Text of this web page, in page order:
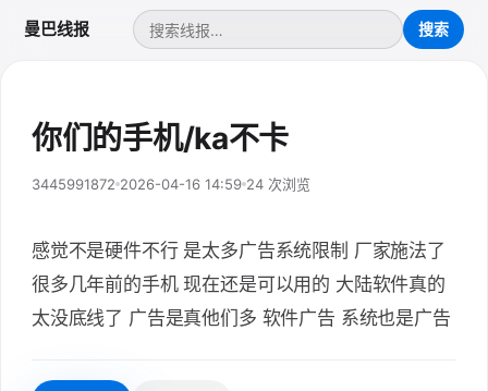
曼巴线报
你们的手机/ka不卡
3445991872 2026-04-16 14:59 24 次浏览
感觉不是硬件不行 是太多广告系统限制 厂家施法了
很多几年前的手机 现在还是可以用的 大陆软件真的
太没底线了 广告是真他们多 软件广告 系统也是广告